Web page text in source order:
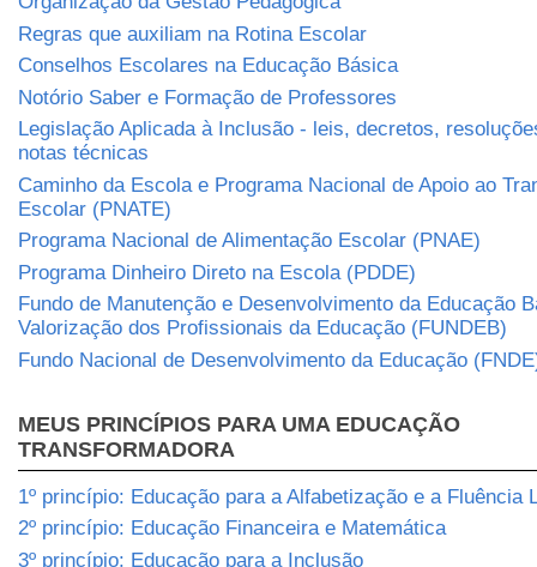
Regras que auxiliam na Rotina Escolar
Conselhos Escolares na Educação Básica
Notório Saber e Formação de Professores
Legislação Aplicada à Inclusão - leis, decretos,
notas técnicas
Caminho da Escola e Programa Nacional de Apoio ao
Escolar (PNATE)
Programa Nacional de Alimentação Escolar (PNAE)
Programa Dinheiro Direto na Escola (PDDE)
Fundo de Manutenção e Desenvolvimento da Educação
Valorização dos Profissionais da Educação (FUNDEB)
Fundo Nacional de Desenvolvimento da Educação
MEUS PRINCÍPIOS PARA UMA EDUCAÇÃO
TRANSFORMADORA
1º princípio: Educação para a Alfabetização e a Fluência
2º princípio: Educação Financeira e Matemática
3º princípio: Educação para a Inclusão